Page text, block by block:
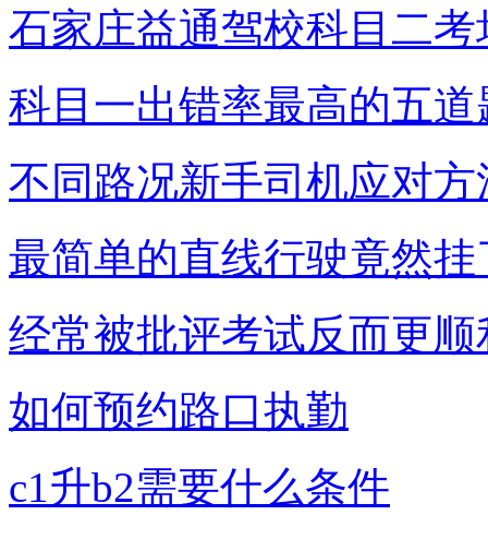
石家庄益通驾校科目二考
科目一出错率最高的五道
不同路况新手司机应对方
最简单的直线行驶竟然挂
经常被批评考试反而更顺
如何预约路口执勤
c1升b2需要什么条件